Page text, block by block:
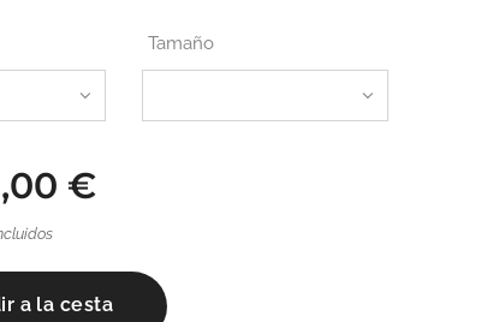
Tamaño
€
a la cesta